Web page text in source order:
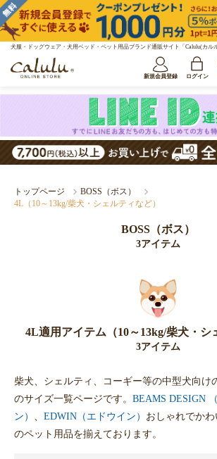
犬服・ドッグウェア・犬用ベッド・ペット用品ブランド通販サイト「Calulu(カル
新規会員登録 ログイン
トップページ
BOSS（ボス）
4L（10～13kg/柴犬・シェルティなど）
BOSS（ボス）
3アイテム
4L適用アイテム（10～13kg/柴犬・シ
3アイテム
柴犬、シェルティ、コーギー等の中型犬向け
のサイズ一覧ページです。 BEAMS DESIGN
ン） 、 EDWIN（エドウイン） おしゃれでか
のペット用品を揃えております。